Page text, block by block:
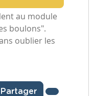
au module
boulons".
oublier les
Partager